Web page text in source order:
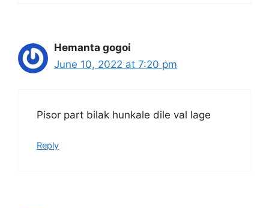
Hemanta gogoi
June 10, 2022 at 7:20 pm
Pisor part bilak hunkale dile val lage
Reply